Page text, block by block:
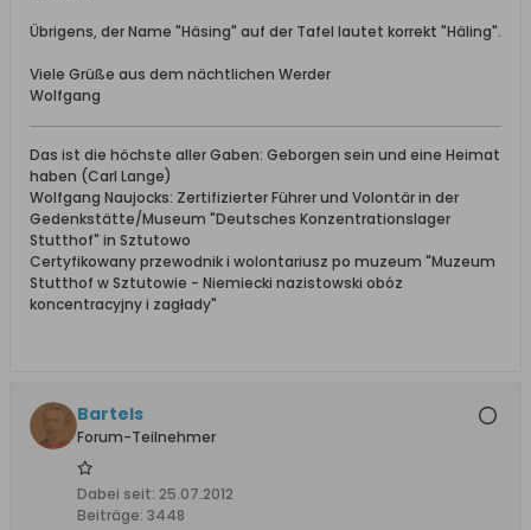
Übrigens, der Name "Häsing" auf der Tafel lautet korrekt "Häling".
Viele Grüße aus dem nächtlichen Werder
Wolfgang
Das ist die höchste aller Gaben: Geborgen sein und eine Heimat
haben (Carl Lange)
Wolfgang Naujocks: Zertifizierter Führer und Volontär in der
Gedenkstätte/Museum "Deutsches Konzentrationslager
Stutthof" in Sztutowo
Certyfikowany przewodnik i wolontariusz po muzeum "Muzeum
Stutthof w Sztutowie - Niemiecki nazistowski obóz
koncentracyjny i zagłady"
Bartels
Forum-Teilnehmer
Dabei seit: 25.07.2012
Beiträge: 3448